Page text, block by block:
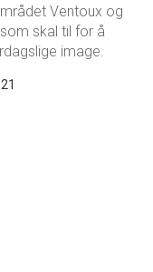
Ventoux og
skal til for å
image.